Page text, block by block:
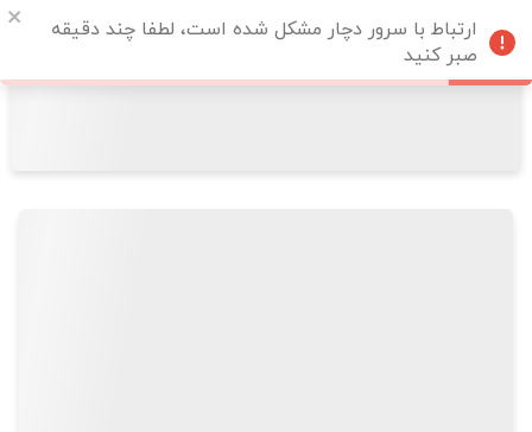
ارتباط با سرور دچار مشکل شده است، لطفا چند دقیقه
صبر کنید